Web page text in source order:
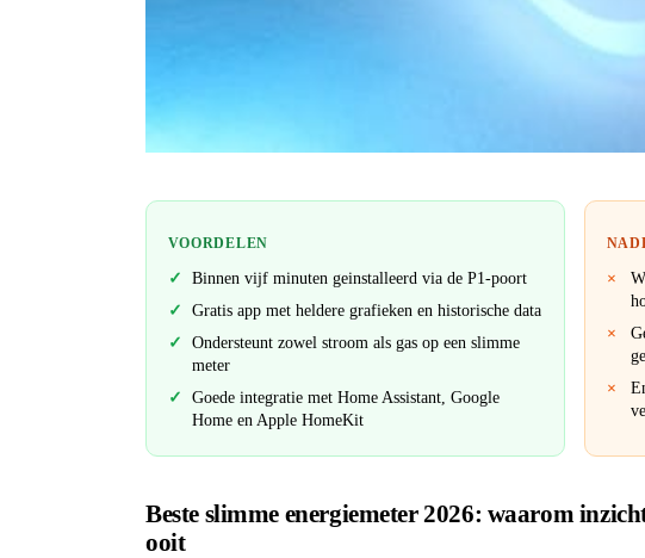
VOORDELEN
Binnen vijf minuten geinstalleerd via de P1-poort
Gratis app met heldere grafieken en historische data
Ondersteunt zowel stroom als gas op een slimme
meter
Goede integratie met Home Assistant, Google
Home en Apple HomeKit
Beste slimme energiemeter 2026: waarom
ooit